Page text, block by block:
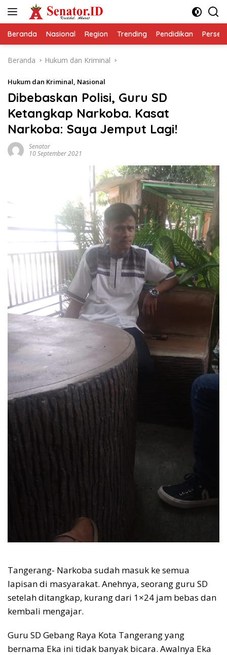
Beranda Nasional Region Trending Pendidikan
Beranda Hukum dan Kriminal
Hukum dan Kriminal, Nasional
Dibebaskan Polisi, Guru SD
Ketangkap Narkoba. Kasat
Narkoba: Saya Jemput Lagi!
Senator
10 September 2021
Tangerang- Narkoba sudah masuk ke semua
lapisan di masyarakat. Anehnya, seorang guru SD
setelah ditangkap, kurang dari 1×24 jam bebas dan
kembali mengajar.
Guru SD Gebang Raya Kota Tangerang yang
bernama Eka ini tidak banyak bicara. Awalnya Eka